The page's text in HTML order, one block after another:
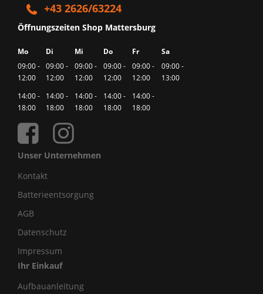
+43 2626/63224
Öffnungszeiten Shop Mattersburg
Mo Di Mi Do Fr
Sa
09:00 -
12:00
09:00 -
12:00
09:00 -
12:00
09:00 -
12:00
09:00 -
12:00
09:00 -
13:00
14:00 -
18:00
14:00 -
18:00
14:00 -
18:00
14:00 -
18:00
14:00 -
18:00
Unser Unternehmen
Kontakt
Batterieentsorgung
AGB
Datenschutz
Impressum
Ihr Einkauf
Aufbauanleitung